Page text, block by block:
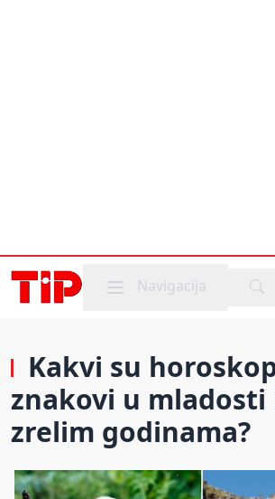
Mobile menu
Navigacija
Kakvi su
znakovi u mladosti
zrelim godinama?